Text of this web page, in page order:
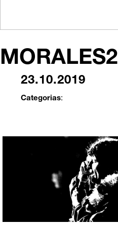
MORALES2
23.10.2019
Categorias: